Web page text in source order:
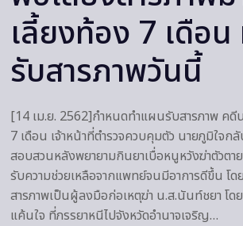
เลี้ยงท้อง 7 เดือ
รับสารภาพวันนี้
[14 เม.ย. 2562]กำหนดทำแผนรับสารภาพ คดี
7 เดือน เจ้าหน้าที่ตำรวจควบคุมตัว​ นายภูมิใจก
สอบสวนหลังพยายามกินยาเบื่อหนูหวังฆ่าตัวตา
รับความช่วยเหลือจากแพทย์จนมีอาการดีขึ้น​ โด
สารภาพเป็นผู้ลงมือก่อเหตุฆ่า น.ส.นันท์ชยา โด
แค้นใจ​ ที่ภรรยาหนีไปจังหวัดอำนาจเจริญ…